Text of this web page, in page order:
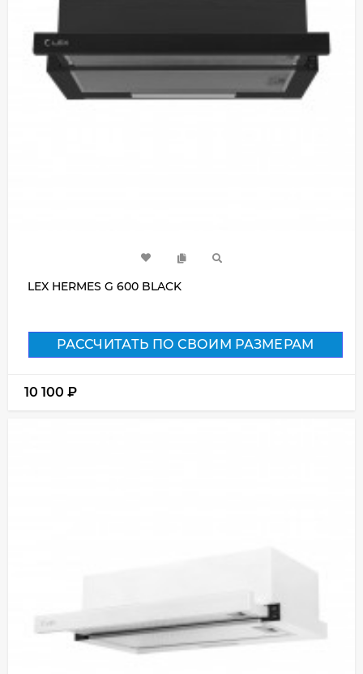
LEX HERMES G 600 BLACK
РАССЧИТАТЬ ПО СВОИМ РАЗМЕРАМ
10 100 ₽